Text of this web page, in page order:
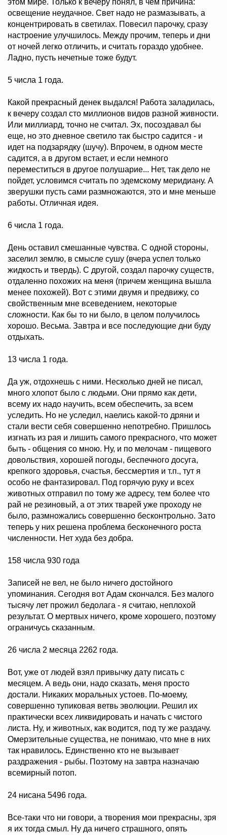
этом мире. Только к вечеру понял, в чем причина:
освещение неудачное. Свет надо не размазывать, а
концентрировать в светилах. Повесил парочку, сразу
настроение улучшилось. Между прочим, теперь и дни
от ночей легко отличить, и считать гораздо удобнее.
Ладно, пусть нечетные тоже будут.
5 числа 1 года.
Какой прекрасный денек выдался! Работа заладилась,
к вечеру создал сто миллионов видов разной живности.
Или миллиард, точно не считал. Эх, посоздавал бы
еще, но это дневное светило так быстро садится - и
идет на подзарядку (шучу). Впрочем, в одном месте
садится, а в другом встает, и если немного
переместиться в другое полушарие... Нет, так дело не
пойдет, условимся считать по эдемскому меридиану. А
зверушки пусть сами размножаются, это и мне меньше
работы. Отличная идея.
6 числа 1 года.
День оставил смешанные чувства. С одной стороны,
заселил землю, в смысле сушу (вчера успел только
жидкость и твердь). С другой, создал парочку существ,
отдаленно похожих на меня (причем женщина вышла
менее похожей). Вот с этими двумя и предвижу, со
свойственным мне всеведением, некоторые
сложности. Как бы то ни было, в целом получилось
хорошо. Весьма. Завтра и все последующие дни буду
отдыхать.
13 числа 1 года.
Да уж, отдохнешь с ними. Несколько дней не писал,
много хлопот было с людьми. Они прямо как дети,
всему их надо научить, всем обеспечить, за всем
уследить. Но не уследил, наелись какой-то дряни и
стали вести себя совершенно непотребно. Пришлось
изгнать из рая и лишить самого прекрасного, что может
быть - общения со мною. Ну, и по мелочам - пищевого
довольствия, хорошей погоды, беспечного досуга,
крепкого здоровья, счастья, бессмертия и т.п., тут я
особо не фантазировал. Под горячую руку и всех
животных отправил по тому же адресу, тем более что
рай не резиновый, а от этих тварей уже проходу не
было, размножались совершенно бесконтрольно. Зато
теперь у них решена проблема бесконечного роста
численности. Нет худа без добра.
158 числа 930 года
Записей не вел, не было ничего достойного
упоминания. Сегодня вот Адам скончался. Без малого
тысячу лет прожил бедолага - я считаю, неплохой
результат. О мертвых ничего, кроме хорошего, поэтому
ограничусь сказанным.
26 числа 2 месяца 2262 года.
Вот, уже от людей взял привычку дату писать с
месяцем. А ведь они, надо сказать, меня просто
достали. Никаких моральных устоев. По-моему,
совершенно тупиковая ветвь эволюции. Решил их
практически всех ликвидировать и начать с чистого
листа. Ну, и животных, как водится, под ту же раздачу.
Омерзительные существа, не понимаю, что мне в них
так нравилось. Единственно кто не вызывает
раздражения - рыбы. Поэтому на завтра назначаю
всемирный потоп.
24 нисана 5496 года.
Все-таки что ни говори, а творения мои прекрасны, зря
я их тогда смыл. Ну да ничего страшного, опять